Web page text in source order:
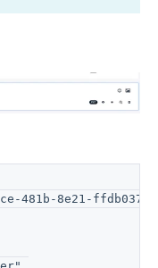
481b-8e21-